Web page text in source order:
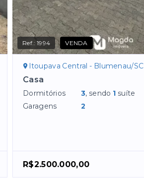
Ref.:1994 VENDA
Itoupava Central - Blumenau/SC
Casa
Dormitórios 3, sendo 1 suíte
Garagens
2
R$2.500.000,00